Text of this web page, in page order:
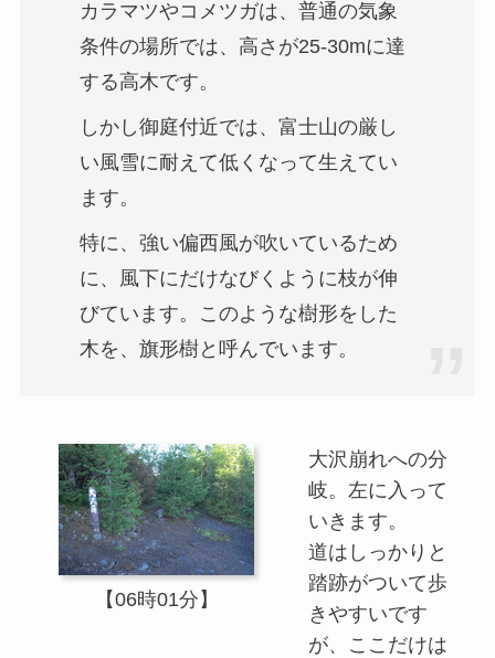
カラマツやコメツガは、普通の気象
条件の場所では、高さが25-30mに達
する高木です。
しかし御庭付近では、富士山の厳し
い風雪に耐えて低くなって生えてい
ます。
特に、強い偏西風が吹いているため
に、風下にだけなびくように枝が伸
びています。このような樹形をした
木を、旗形樹と呼んでいます。
【06時01分】
大沢崩れへの分
岐。左に入って
いきます。
道はしっかりと
踏跡がついて歩
きやすいです
が、ここだけは